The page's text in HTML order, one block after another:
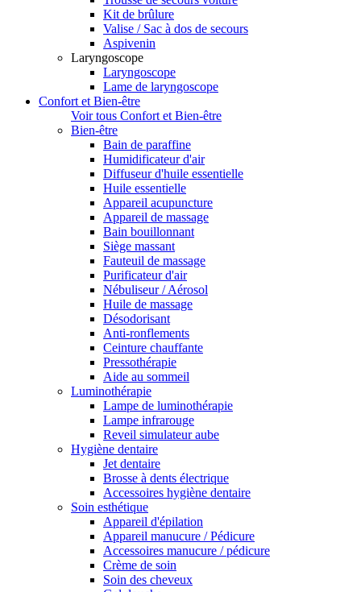
Kit de brûlure
Valise / Sac à dos de secours
Aspivenin
Laryngoscope
Laryngoscope
Lame de laryngoscope
Confort et Bien-être
Voir tous Confort et Bien-être
Bien-être
Bain de paraffine
Humidificateur d'air
Diffuseur d'huile essentielle
Huile essentielle
Appareil acupuncture
Appareil de massage
Bain bouillonnant
Siège massant
Fauteuil de massage
Purificateur d'air
Nébuliseur / Aérosol
Huile de massage
Désodorisant
Anti-ronflements
Ceinture chauffante
Pressothérapie
Aide au sommeil
Luminothérapie
Lampe de luminothérapie
Lampe infrarouge
Reveil simulateur aube
Hygiène dentaire
Jet dentaire
Brosse à dents électrique
Accessoires hygiène dentaire
Soin esthétique
Appareil d'épilation
Appareil manucure / Pédicure
Accessoires manucure / pédicure
Crème de soin
Soin des cheveux